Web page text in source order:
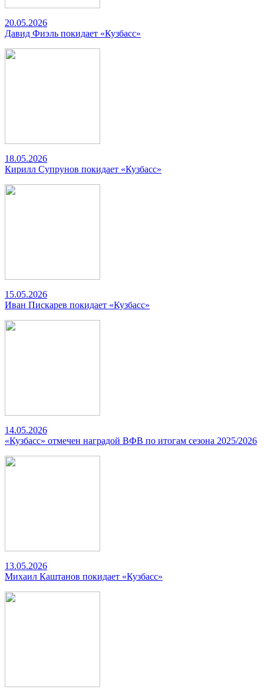
20.05.2026
Давид Фиэль покидает «Кузбасс»
18.05.2026
Кирилл Супрунов покидает «Кузбасс»
15.05.2026
Иван Пискарев покидает «Кузбасс»
14.05.2026
«Кузбасс» отмечен наградой ВФВ по итогам сезона 2025/2026
13.05.2026
Михаил Каштанов покидает «Кузбасс»